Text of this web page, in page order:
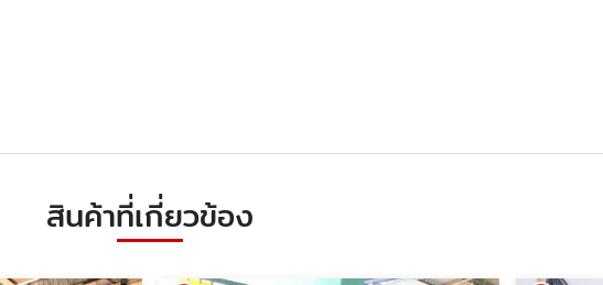
สินค้าที่เกี่ยวข้อง